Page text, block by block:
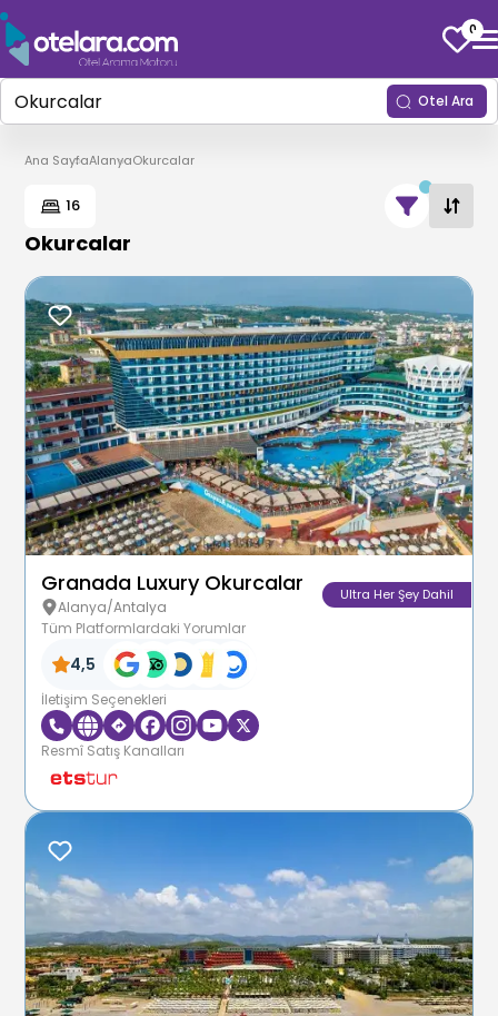
0
Otel Ara
Ana SayfaAlanyaOkurcalar
16
Okurcalar
Granada Luxury Okurcalar
Alanya/Antalya
Ultra Her Şey Dahil
Tüm Platformlardaki Yorumlar
4,5
İletişim Seçenekleri
Resmî Satış Kanalları